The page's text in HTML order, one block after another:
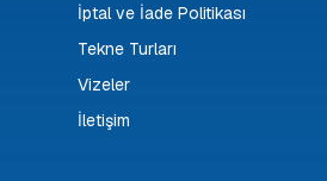
İptal ve İade Politikası
Tekne Turları
Vizeler
İletişim